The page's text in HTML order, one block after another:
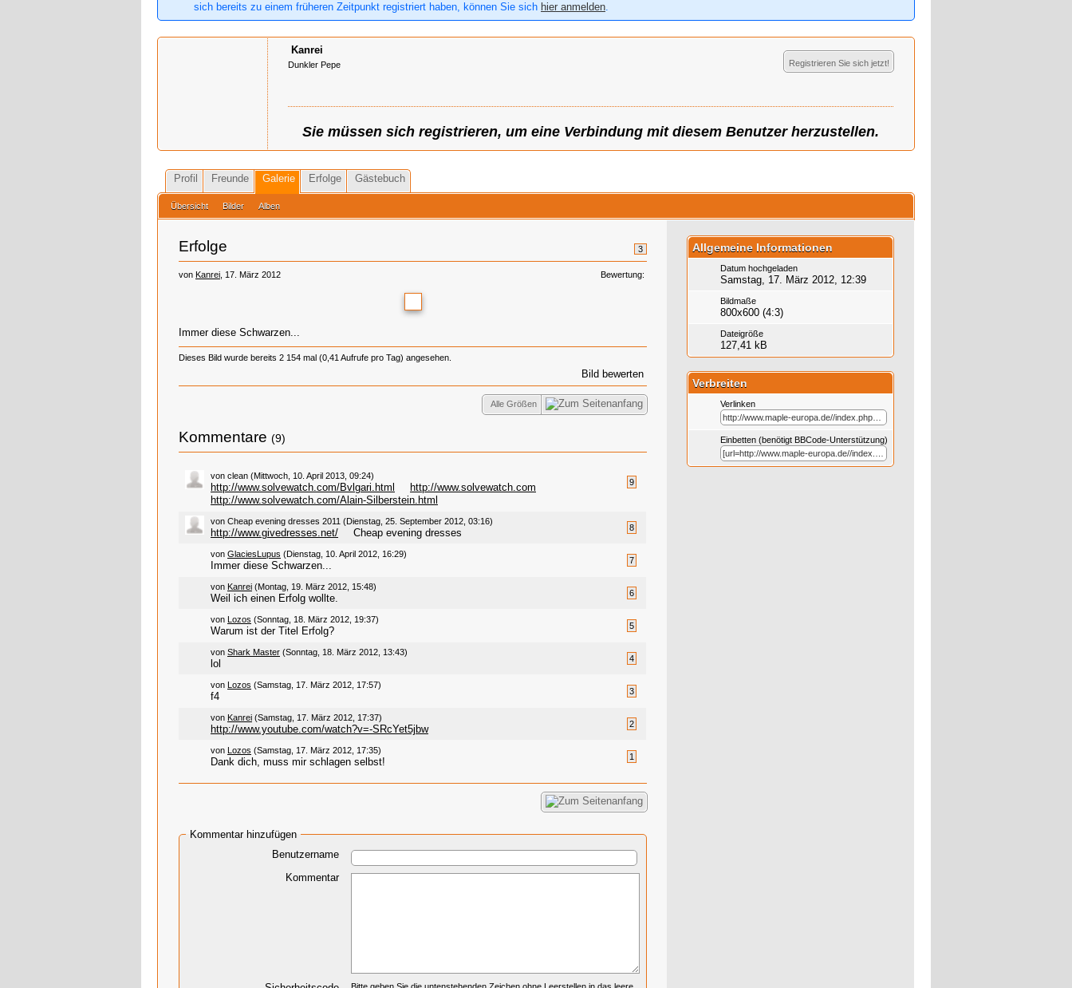
sich bereits zu einem früheren Zeitpunkt registriert haben, können Sie sich hier anmelden.
Kanrei
Dunkler Pepe Registrieren Sie sich jetzt!
Sie müssen sich registrieren, um eine Verbindung mit diesem Benutzer herzustellen.
Profil Freunde Galerie Erfolge Gästebuch
Übersicht Bilder Alben
3
Erfolge
Bewertung:
von Kanrei , 17. März 2012
Immer diese Schwarzen...
Dieses Bild wurde bereits 2 154 mal (0,41 Aufrufe pro Tag) angesehen.
Bild bewerten
Alle Größen
Kommentare (9)
9
von clean (Mittwoch, 10. April 2013, 09:24)
http://www.solvewatch.com/Bvlgari.html
http://www.solvewatch.com
http://www.solvewatch.com/Alain-Silberstein.html
8
von Cheap evening dresses 2011 (Dienstag, 25. September 2012, 03:16)
http://www.givedresses.net/ Cheap evening dresses
7
von GlaciesLupus (Dienstag, 10. April 2012, 16:29)
Immer diese Schwarzen...
6
von Kanrei (Montag, 19. März 2012, 15:48)
Weil ich einen Erfolg wollte.
5
von Lozos (Sonntag, 18. März 2012, 19:37)
Warum ist der Titel Erfolg?
4
von Shark Master (Sonntag, 18. März 2012, 13:43)
lol
3
von Lozos (Samstag, 17. März 2012, 17:57)
f4
2
von Kanrei (Samstag, 17. März 2012, 17:37)
http://www.youtube.com/watch?v=-SRcYet5jbw
1
von Lozos (Samstag, 17. März 2012, 17:35)
Dank dich, muss mir schlagen selbst!
Kommentar hinzufügen
Benutzername
Kommentar
Allgemeine Informationen
Datum hochgeladen
Samstag, 17. März 2012, 12:39
Bildmaße
800x600 (4:3)
Dateigröße
127,41 kB
Verbreiten
Verlinken
Einbetten (benötigt BBCode-Unterstützung)